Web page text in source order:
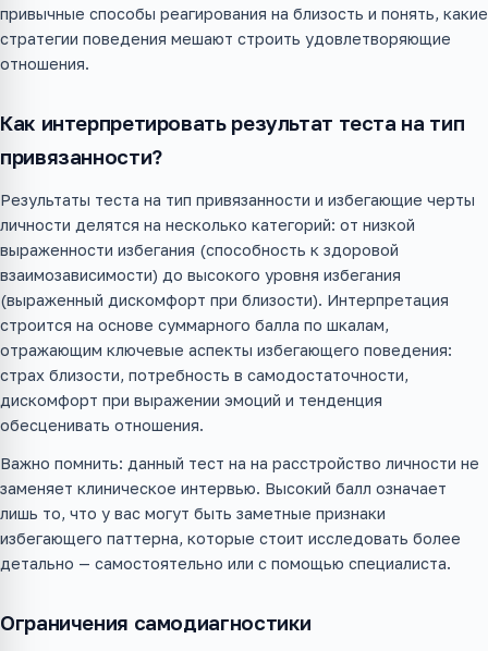
привычные способы реагирования на близость и понять, какие
стратегии поведения мешают строить удовлетворяющие
отношения.
Как интерпретировать результат теста на тип
привязанности?
Результаты теста на тип привязанности и избегающие черты
личности делятся на несколько категорий: от низкой
выраженности избегания (способность к здоровой
взаимозависимости) до высокого уровня избегания
(выраженный дискомфорт при близости). Интерпретация
строится на основе суммарного балла по шкалам,
отражающим ключевые аспекты избегающего поведения:
страх близости, потребность в самодостаточности,
дискомфорт при выражении эмоций и тенденция
обесценивать отношения.
Важно помнить: данный тест на на расстройство личности не
заменяет клиническое интервью. Высокий балл означает
лишь то, что у вас могут быть заметные признаки
избегающего паттерна, которые стоит исследовать более
детально — самостоятельно или с помощью специалиста.
Ограничения самодиагностики